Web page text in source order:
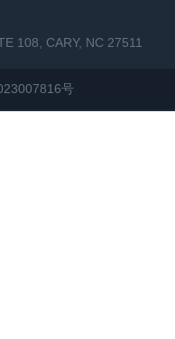
108, CARY, NC 27511
号